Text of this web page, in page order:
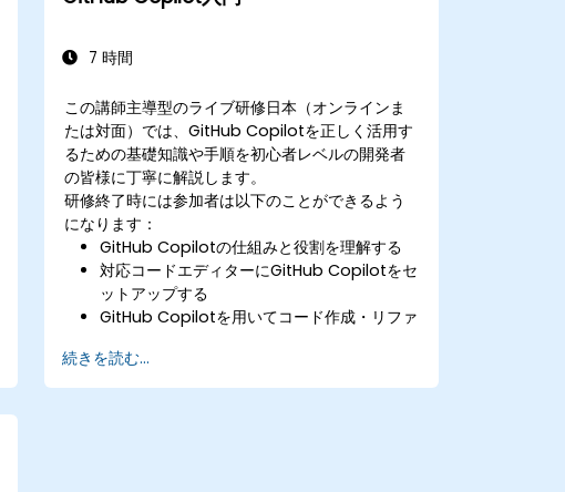
7 時間
この講師主導型のライブ研修日本（オンラインま
たは対面）では、GitHub Copilotを正しく活用す
るための基礎知識や手順を初心者レベルの開発者
の皆様に丁寧に解説します。
研修終了時には参加者は以下のことができるよう
になります：
GitHub Copilotの仕組みと役割を理解する
対応コードエディターにGitHub Copilotをセ
ットアップする
GitHub Copilotを用いてコード作成・リファ
さまざまなプログラミング技法や解決策の探
求にCopilotを活用する
続きを読む...